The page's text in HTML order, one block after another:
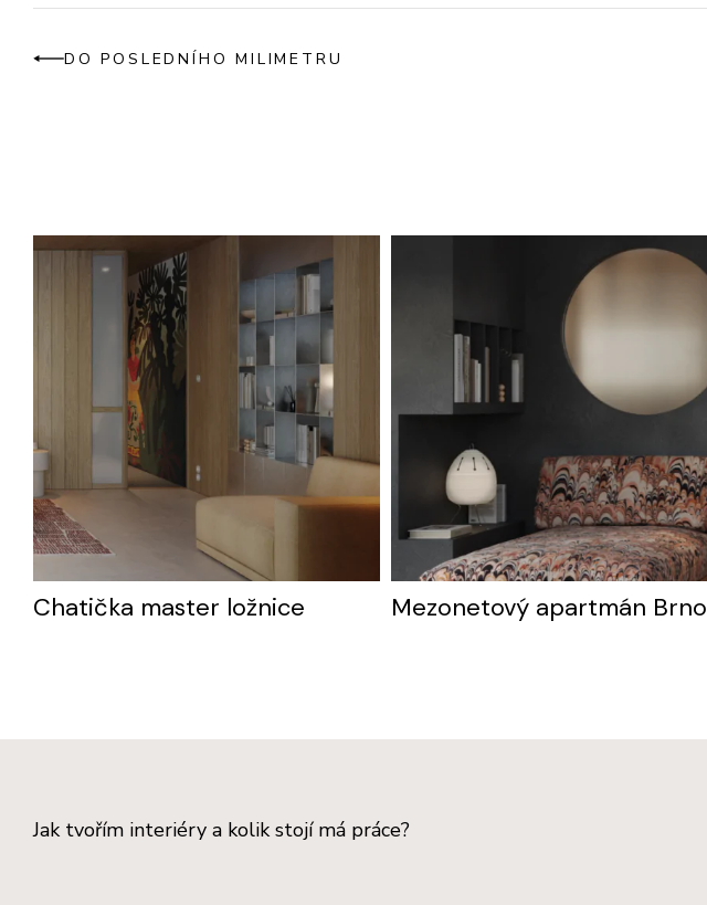
DO POSLEDNÍHO MILIMETRU
Chatička master ložnice Mezonetový apartmán Brno
Jak tvořím interiéry a kolik stojí má práce?